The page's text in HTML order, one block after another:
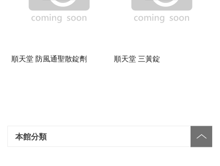
本館分類
順天堂 防風通聖散錠劑 順天堂 三黃錠